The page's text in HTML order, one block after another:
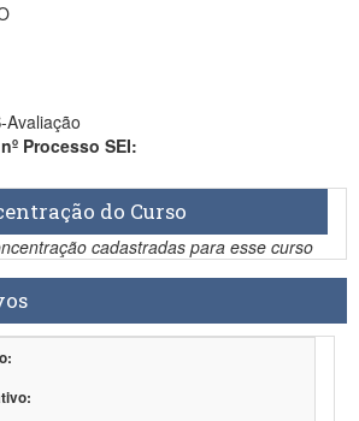
Avaliação
Processo SEI:
do Curso
cadastradas para esse curso